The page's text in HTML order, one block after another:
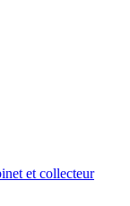
et collecteur